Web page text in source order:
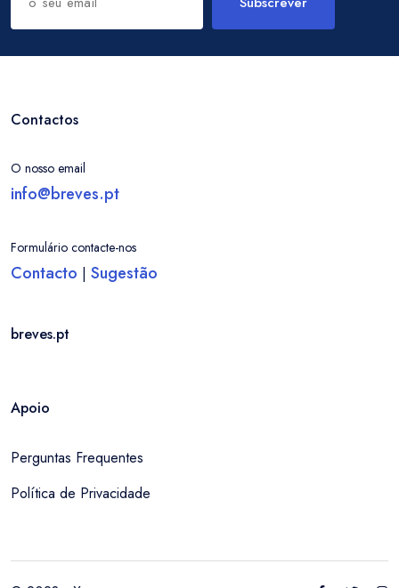
Contactos
O nosso email
info@breves.pt
Formulário contacte-nos
Contacto | Sugestão
breves.pt
Apoio
Perguntas Frequentes
Política de Privacidade